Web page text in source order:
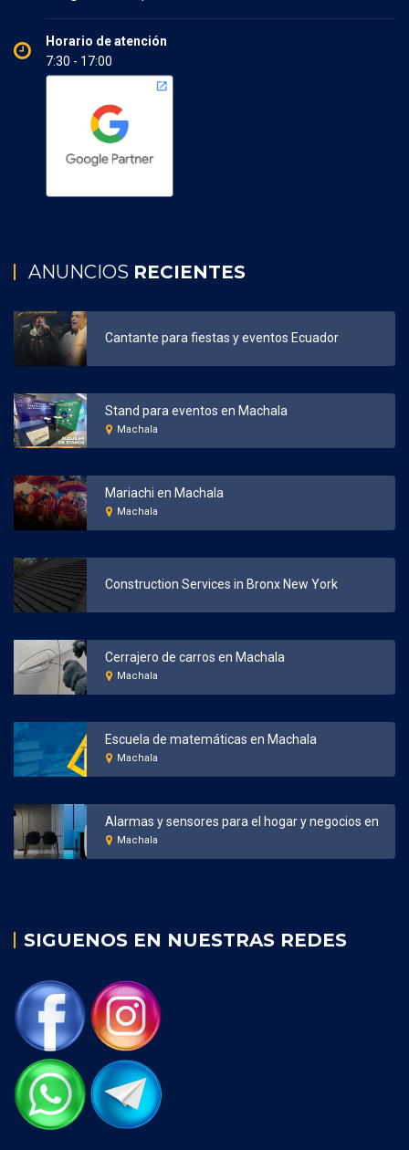
Horario de atención
7:30 - 17:00
ANUNCIOS RECIENTES
Cantante para fiestas y eventos Ecuador
Stand para eventos en Machala
Machala
Mariachi en Machala
Machala
Construction Services in Bronx New York
Cerrajero de carros en Machala
Machala
Escuela de matemáticas en Machala
Machala
Machala
SIGUENOS EN NUESTRAS REDES